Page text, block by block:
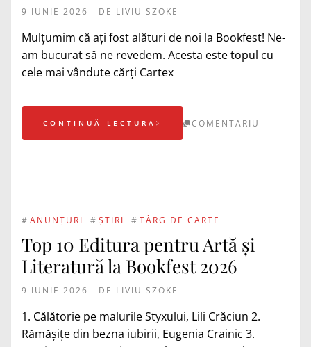
9 IUNIE 2026 DE LIVIU SZOKE
Mulțumim că ați fost alături de noi la Bookfest! Ne-
am bucurat să ne revedem. Acesta este topul cu
cele mai vândute cărți Cartex
CONTINUĂ LECTURA COMENTARIU
# ANUNȚURI # ȘTIRI # TÂRG DE CARTE
Top 10 Editura pentru Artă și
Literatură la Bookfest 2026
9 IUNIE 2026 DE LIVIU SZOKE
1. Călătorie pe malurile Styxului, Lili Crăciun 2.
Rămășițe din bezna iubirii, Eugenia Crainic 3.